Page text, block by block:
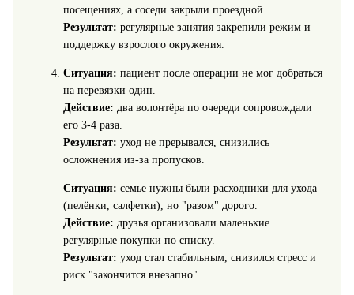
посещениях, а соседи закрыли проездной.
Результат: регулярные занятия закрепили режим и
поддержку взрослого окружения.
Ситуация: пациент после операции не мог добраться
на перевязки один.
Действие: два волонтёра по очереди сопровождали
его 3-4 раза.
Результат: уход не прерывался, снизились
осложнения из-за пропусков.
Ситуация: семье нужны были расходники для ухода
(пелёнки, салфетки), но "разом" дорого.
Действие: друзья организовали маленькие
регулярные покупки по списку.
Результат: уход стал стабильным, снизился стресс и
риск "закончится внезапно".